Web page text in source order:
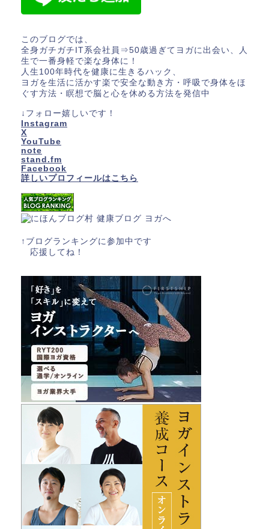
このブログでは、
全身ガチガチIT系会社員⇒50歳過ぎてヨガに出会い、人
生で一番身軽で楽な身体に！
人生100年時代を健康に生きるハック、
ヨガを生活に活かす楽で安全な動き方・呼吸で身体をほ
ぐす方法・瞑想で脳と心を休める方法を発信中
↓フォロー嬉しいです！
Instagram
X
YouTube
note
stand.fm
Facebook
詳しいプロフィールはこちら
↑ブログランキングに参加中です
応援してね！